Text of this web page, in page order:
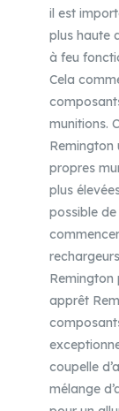
il est
plus haute
à feu
Cela
munitions.
Remington
propres
plus
possible
Remington
apprêt
coupelle
mélange